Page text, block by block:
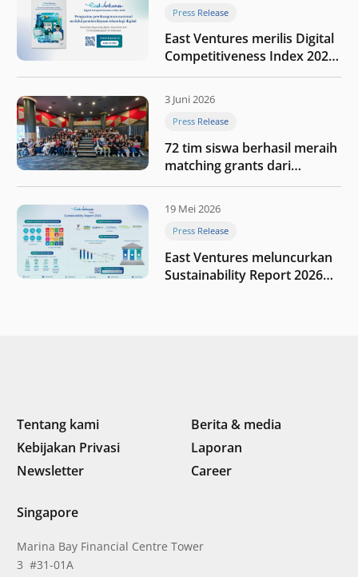
Press Release
East Ventures merilis Digital
Competitiveness Index 2026,
menyoroti fase transformasi
digital Indonesia selanjutnya
3 Juni 2026
Press Release
72 tim siswa berhasil meraih
matching grants dari
program My First $1000
19 Mei 2026
Press Release
East Ventures meluncurkan
Sustainability Report 2026
Tentang kami
Berita & media
Kebijakan Privasi
Laporan
Newsletter
Career
Singapore
Marina Bay Financial Centre Tower
3 #31-01A